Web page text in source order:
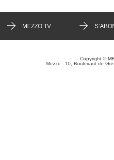
MEZZO.TV
Copyright ©
Mezzo - 10, Boulevard de